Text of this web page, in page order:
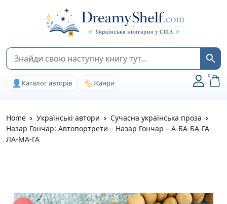
👤 Каталог авторів 🏷️Жанри
0
Home Українські автори
Сучасна українська проза
Назар Гончар: Автопортрети – Назар Гончар – А-БА-БА-ГА-
ЛА-МА-ГА